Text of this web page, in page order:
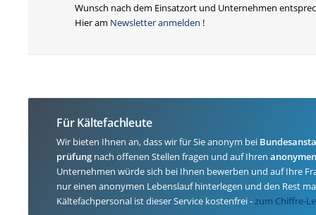
Wunsch nach dem Einsatzort und Unternehmen
Hier am Newsletter anmelden !
Für Kältefachleute
Wir bieten Ihnen an, dass wir für Sie anonym bei
prüfung nach offenen Stellen fragen und auf Ihren anonymen
Unternehmen würde sich bei Ihnen bewerben und auf Ihre
nur einen anonymen Lebenslauf hinterlegen und den Rest
Kältefachpersonal ist dieser Service kostenfrei -zum Chiffre-